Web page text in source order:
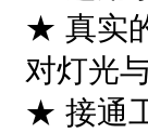
★ 真实
对灯光
★ 接通